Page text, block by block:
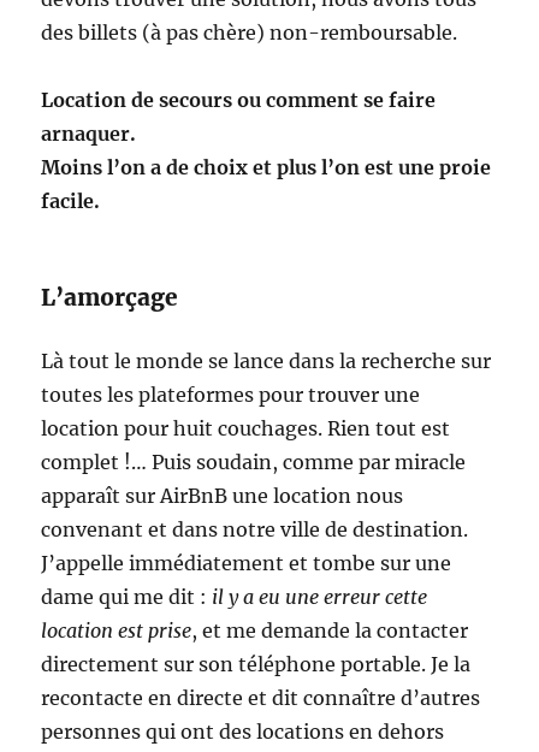
des billets (à pas chère) non-remboursable.
Location de secours ou comment se faire
arnaquer.
Moins l’on a de choix et plus l’on est une proie
facile.
L’amorçage
Là tout le monde se lance dans la recherche sur
toutes les plateformes pour trouver une
location pour huit couchages. Rien tout est
complet !… Puis soudain, comme par miracle
apparaît sur AirBnB une location nous
convenant et dans notre ville de destination.
J’appelle immédiatement et tombe sur une
dame qui me dit : il y a eu une erreur cette
location est prise, et me demande la contacter
directement sur son téléphone portable. Je la
recontacte en directe et dit connaître d’autres
personnes qui ont des locations en dehors